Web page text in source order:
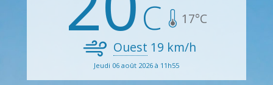
17°C
Ouest 19 km/h
Jeudi 06 août 2026 à 11h55